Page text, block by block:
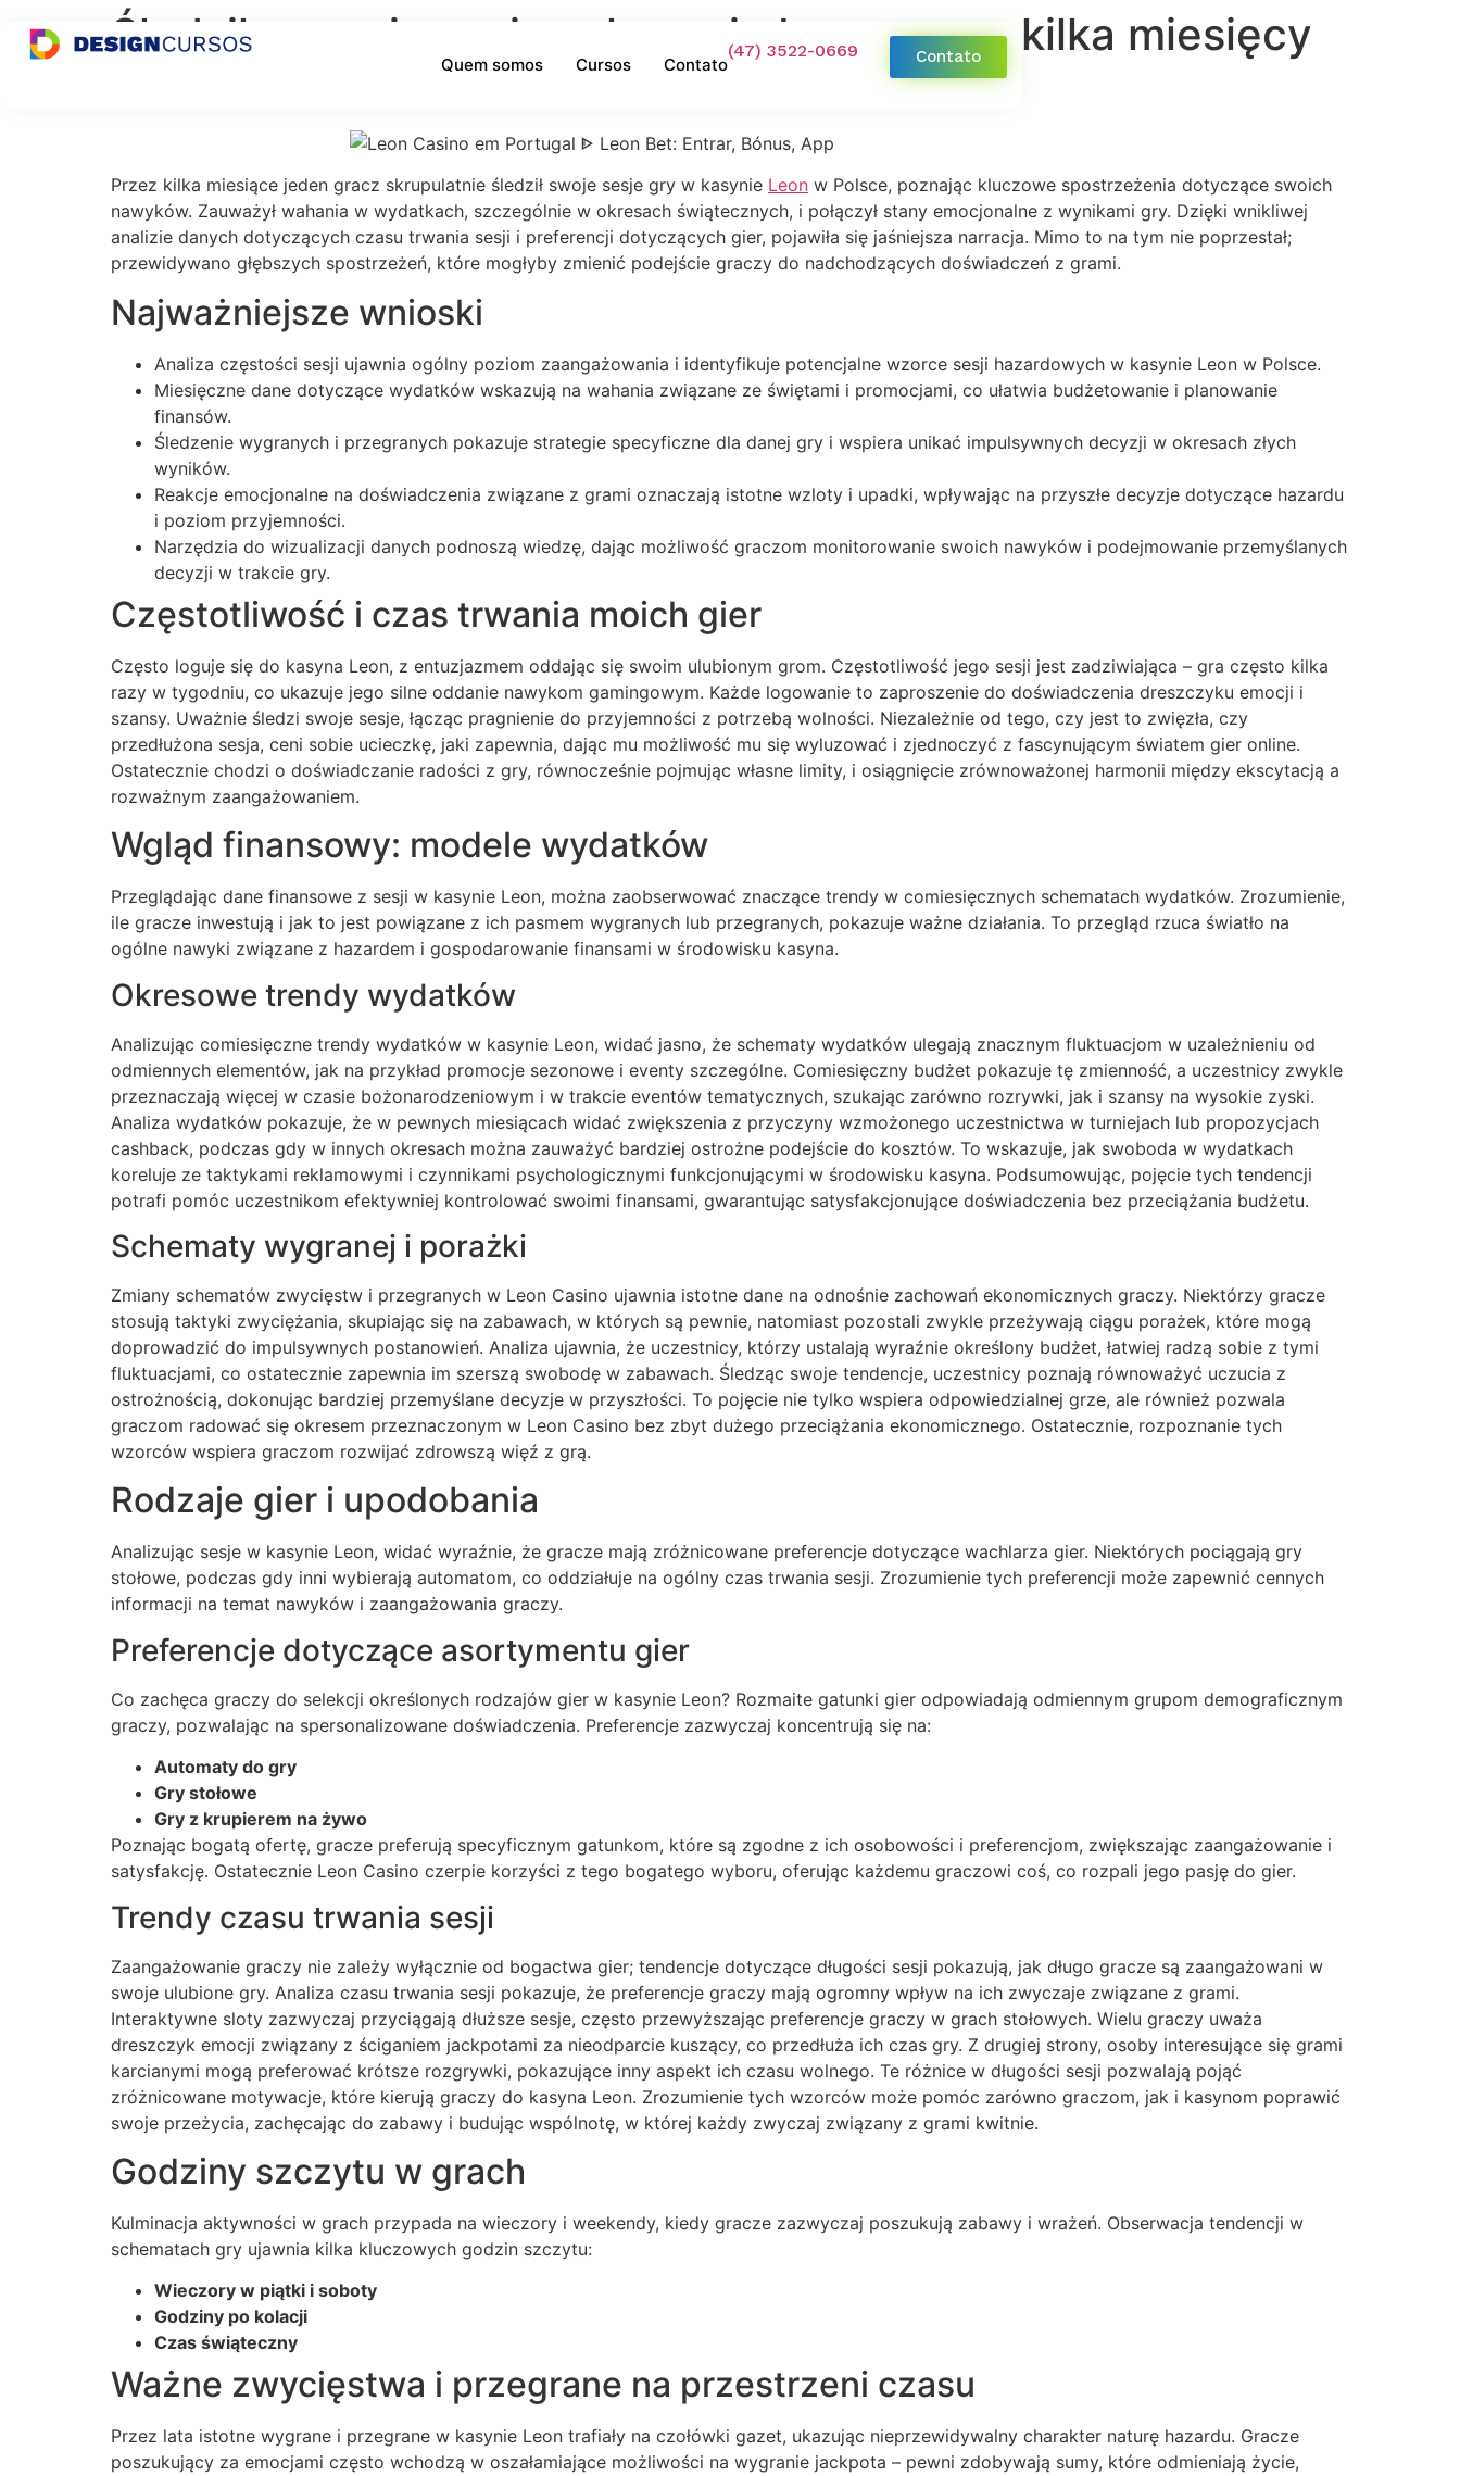
(47) 3522-0669
Quem somos Cursos Contato Contato
Śledziłem moje sesje w kasynie Leon przez kilka miesięcy
Przez kilka miesiące jeden gracz skrupulatnie śledził swoje sesje gry w kasynie Leon w Polsce, poznając kluczowe spostrzeżenia dotyczące swoich
nawyków. Zauważył wahania w wydatkach, szczególnie w okresach świątecznych, i połączył stany emocjonalne z wynikami gry. Dzięki wnikliwej
analizie danych dotyczących czasu trwania sesji i preferencji dotyczących gier, pojawiła się jaśniejsza narracja. Mimo to na tym nie poprzestał;
przewidywano głębszych spostrzeżeń, które mogłyby zmienić podejście graczy do nadchodzących doświadczeń z grami.
Najważniejsze wnioski
Analiza częstości sesji ujawnia ogólny poziom zaangażowania i identyfikuje potencjalne wzorce sesji hazardowych w kasynie Leon w Polsce.
Miesięczne dane dotyczące wydatków wskazują na wahania związane ze świętami i promocjami, co ułatwia budżetowanie i planowanie
finansów.
Śledzenie wygranych i przegranych pokazuje strategie specyficzne dla danej gry i wspiera unikać impulsywnych decyzji w okresach złych
wyników.
Reakcje emocjonalne na doświadczenia związane z grami oznaczają istotne wzloty i upadki, wpływając na przyszłe decyzje dotyczące hazardu
i poziom przyjemności.
Narzędzia do wizualizacji danych podnoszą wiedzę, dając możliwość graczom monitorowanie swoich nawyków i podejmowanie przemyślanych
decyzji w trakcie gry.
Częstotliwość i czas trwania moich gier
Często loguje się do kasyna Leon, z entuzjazmem oddając się swoim ulubionym grom. Częstotliwość jego sesji jest zadziwiająca – gra często kilka
razy w tygodniu, co ukazuje jego silne oddanie nawykom gamingowym. Każde logowanie to zaproszenie do doświadczenia dreszczyku emocji i
szansy. Uważnie śledzi swoje sesje, łącząc pragnienie do przyjemności z potrzebą wolności. Niezależnie od tego, czy jest to zwięzła, czy
przedłużona sesja, ceni sobie ucieczkę, jaki zapewnia, dając mu możliwość mu się wyluzować i zjednoczyć z fascynującym światem gier online.
Ostatecznie chodzi o doświadczanie radości z gry, równocześnie pojmując własne limity, i osiągnięcie zrównoważonej harmonii między ekscytacją a
rozważnym zaangażowaniem.
Wgląd finansowy: modele wydatków
Przeglądając dane finansowe z sesji w kasynie Leon, można zaobserwować znaczące trendy w comiesięcznych schematach wydatków. Zrozumienie,
ile gracze inwestują i jak to jest powiązane z ich pasmem wygranych lub przegranych, pokazuje ważne działania. To przegląd rzuca światło na
ogólne nawyki związane z hazardem i gospodarowanie finansami w środowisku kasyna.
Okresowe trendy wydatków
Analizując comiesięczne trendy wydatków w kasynie Leon, widać jasno, że schematy wydatków ulegają znacznym fluktuacjom w uzależnieniu od
odmiennych elementów, jak na przykład promocje sezonowe i eventy szczególne. Comiesięczny budżet pokazuje tę zmienność, a uczestnicy zwykle
przeznaczają więcej w czasie bożonarodzeniowym i w trakcie eventów tematycznych, szukając zarówno rozrywki, jak i szansy na wysokie zyski.
Analiza wydatków pokazuje, że w pewnych miesiącach widać zwiększenia z przyczyny wzmożonego uczestnictwa w turniejach lub propozycjach
cashback, podczas gdy w innych okresach można zauważyć bardziej ostrożne podejście do kosztów. To wskazuje, jak swoboda w wydatkach
koreluje ze taktykami reklamowymi i czynnikami psychologicznymi funkcjonującymi w środowisku kasyna. Podsumowując, pojęcie tych tendencji
potrafi pomóc uczestnikom efektywniej kontrolować swoimi finansami, gwarantując satysfakcjonujące doświadczenia bez przeciążania budżetu.
Schematy wygranej i porażki
Zmiany schematów zwycięstw i przegranych w Leon Casino ujawnia istotne dane na odnośnie zachowań ekonomicznych graczy. Niektórzy gracze
stosują taktyki zwyciężania, skupiając się na zabawach, w których są pewnie, natomiast pozostali zwykle przeżywają ciągu porażek, które mogą
doprowadzić do impulsywnych postanowień. Analiza ujawnia, że uczestnicy, którzy ustalają wyraźnie określony budżet, łatwiej radzą sobie z tymi
fluktuacjami, co ostatecznie zapewnia im szerszą swobodę w zabawach. Śledząc swoje tendencje, uczestnicy poznają równoważyć uczucia z
ostrożnością, dokonując bardziej przemyślane decyzje w przyszłości. To pojęcie nie tylko wspiera odpowiedzialnej grze, ale również pozwala
graczom radować się okresem przeznaczonym w Leon Casino bez zbyt dużego przeciążania ekonomicznego. Ostatecznie, rozpoznanie tych
wzorców wspiera graczom rozwijać zdrowszą więź z grą.
Rodzaje gier i upodobania
Analizując sesje w kasynie Leon, widać wyraźnie, że gracze mają zróżnicowane preferencje dotyczące wachlarza gier. Niektórych pociągają gry
stołowe, podczas gdy inni wybierają automatom, co oddziałuje na ogólny czas trwania sesji. Zrozumienie tych preferencji może zapewnić cennych
informacji na temat nawyków i zaangażowania graczy.
Preferencje dotyczące asortymentu gier
Co zachęca graczy do selekcji określonych rodzajów gier w kasynie Leon? Rozmaite gatunki gier odpowiadają odmiennym grupom demograficznym
graczy, pozwalając na spersonalizowane doświadczenia. Preferencje zazwyczaj koncentrują się na:
Automaty do gry
Gry stołowe
Gry z krupierem na żywo
Poznając bogatą ofertę, gracze preferują specyficznym gatunkom, które są zgodne z ich osobowości i preferencjom, zwiększając zaangażowanie i
satysfakcję. Ostatecznie Leon Casino czerpie korzyści z tego bogatego wyboru, oferując każdemu graczowi coś, co rozpali jego pasję do gier.
Trendy czasu trwania sesji
Zaangażowanie graczy nie zależy wyłącznie od bogactwa gier; tendencje dotyczące długości sesji pokazują, jak długo gracze są zaangażowani w
swoje ulubione gry. Analiza czasu trwania sesji pokazuje, że preferencje graczy mają ogromny wpływ na ich zwyczaje związane z grami.
Interaktywne sloty zazwyczaj przyciągają dłuższe sesje, często przewyższając preferencje graczy w grach stołowych. Wielu graczy uważa
dreszczyk emocji związany z ściganiem jackpotami za nieodparcie kuszący, co przedłuża ich czas gry. Z drugiej strony, osoby interesujące się grami
karcianymi mogą preferować krótsze rozgrywki, pokazujące inny aspekt ich czasu wolnego. Te różnice w długości sesji pozwalają pojąć
zróżnicowane motywacje, które kierują graczy do kasyna Leon. Zrozumienie tych wzorców może pomóc zarówno graczom, jak i kasynom poprawić
swoje przeżycia, zachęcając do zabawy i budując wspólnotę, w której każdy zwyczaj związany z grami kwitnie.
Godziny szczytu w grach
Kulminacja aktywności w grach przypada na wieczory i weekendy, kiedy gracze zazwyczaj poszukują zabawy i wrażeń. Obserwacja tendencji w
schematach gry ujawnia kilka kluczowych godzin szczytu:
Wieczory w piątki i soboty
Godziny po kolacji
Czas świąteczny
Ważne zwycięstwa i przegrane na przestrzeni czasu
Przez lata istotne wygrane i przegrane w kasynie Leon trafiały na czołówki gazet, ukazując nieprzewidywalny charakter naturę hazardu. Gracze
poszukujący za emocjami często wchodzą w oszałamiające możliwości na wygranie jackpota – pewni zdobywają sumy, które odmieniają życie,